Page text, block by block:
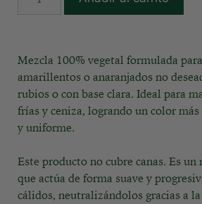
5
m
l
)
a
r
-
V
u
m
e
Mezcla 100% vegetal formulada
amarillentos o anaranjados no
rubios o con base clara. Ideal para
frías y ceniza, logrando un color
y uniforme.
Este producto no cubre canas. Es
que actúa de forma suave y
cálidos, neutralizándolos gracias a